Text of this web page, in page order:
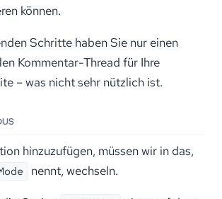
können.
Schritte haben Sie nur einen
Kommentar-Thread für Ihre
– was nicht sehr nützlich ist.
hinzuzufügen, müssen wir in das,
nennt, wechseln.